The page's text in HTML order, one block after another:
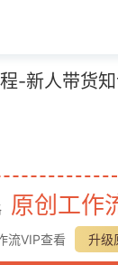
-新人带货
原创工作
流VIP查看
升级